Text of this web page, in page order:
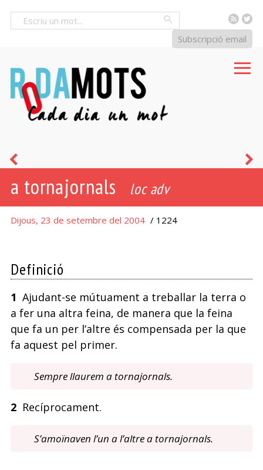
RSS
Subscripció email
a tornajornals loc adv
Dijous, 23 de setembre del 2004 / 1224
Definició
1 Ajudant-se mútuament a treballar la terra o
a fer una altra feina, de manera que la feina
que fa un per l’altre és compensada per la que
fa aquest pel primer.
Sempre llaurem a tornajornals.
2Recíprocament.
S’amoïnaven l’un a l’altre a tornajornals.
festejador